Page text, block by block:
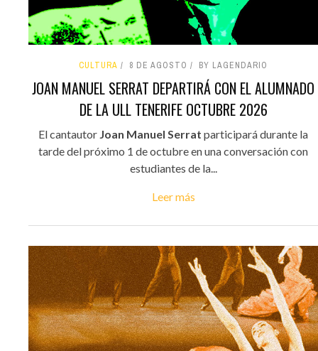
CULTURA 8 DE AGOSTO BY LAGENDARIO
JOAN MANUEL SERRAT DEPARTIRÁ CON EL ALUMNADO
DE LA ULL TENERIFE OCTUBRE 2026
El cantautor Joan Manuel Serrat participará durante la
tarde del próximo 1 de octubre en una conversación con
estudiantes de la...
Leer más